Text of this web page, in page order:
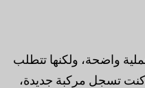
واضحة، ولكنها تتطلب
كنت تسجل مركبة جديدة،